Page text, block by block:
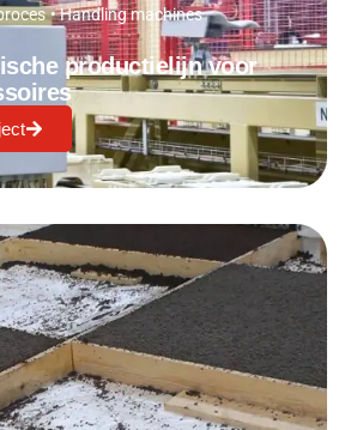
•Handling machines
productielijn voor